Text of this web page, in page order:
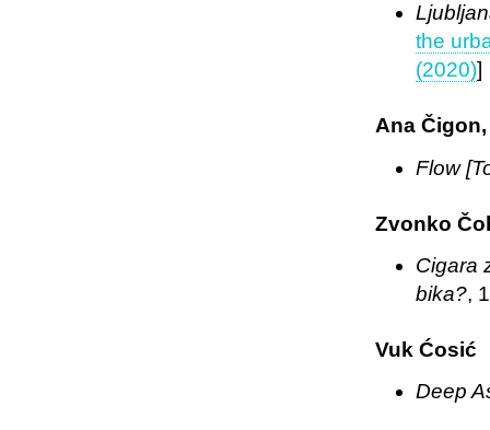
the
(2020)]
Ana
Flow
Zvonko
Cigara
bika?,
Vuk Ćosić
Deep